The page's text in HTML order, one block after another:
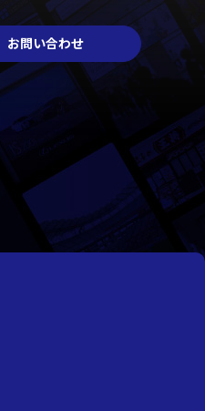
お問い合わせ